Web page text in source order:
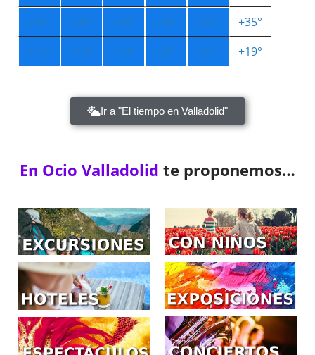
+40° +36° +38° +38° +38° +35°
+16° +18° +19° +20° +20° +19°
Ir a "El tiempo en Valladolid"
En Ocio Valladolid te proponemos…